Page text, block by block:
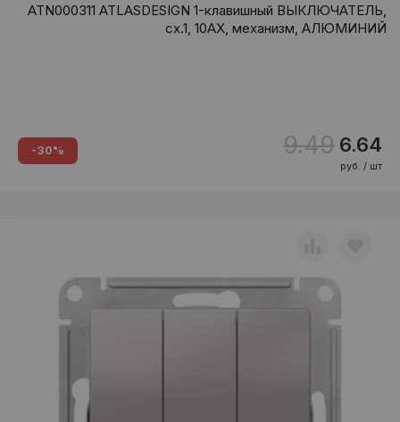
ATN000311 ATLASDESIGN 1-клавишный ВЫКЛЮЧАТЕЛЬ,
сх.1, 10АХ, механизм, АЛЮМИНИЙ
-30% 9.49 6.64
руб. / шт